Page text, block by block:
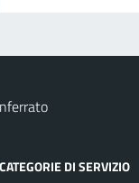
CATEGORIE DI SERVIZIO